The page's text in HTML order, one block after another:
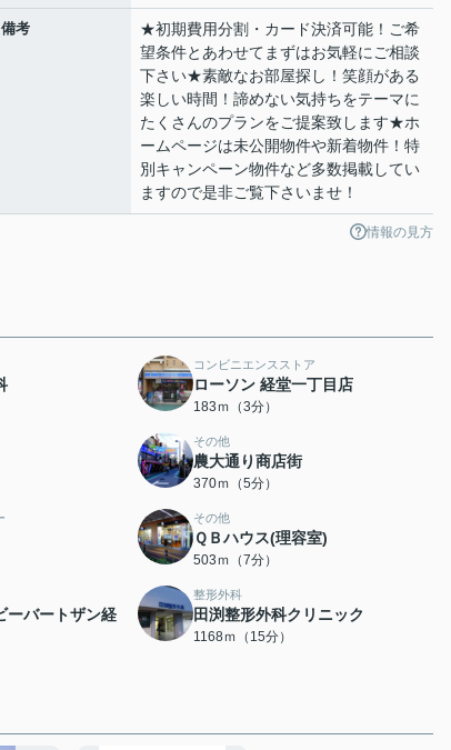
備考
★初期費用分割・カード決済可能！ご希
望条件とあわせてまずはお気軽にご相談
下さい★素敵なお部屋探し！笑顔がある
楽しい時間！諦めない気持ちをテーマに
たくさんのプランをご提案致します★ホ
ームページは未公開物件や新着物件！特
別キャンペーン物件など多数掲載してい
ますので是非ご覧下さいませ！
情報の見方
コンビニエンスストア
ローソン 経堂一丁目店
183ｍ（3分）
その他
農大通り商店街
370ｍ（5分）
その他
ＱＢハウス(理容室)
503ｍ（7分）
ーバートザン経
整形外科
田渕整形外科クリニック
1168ｍ（15分）